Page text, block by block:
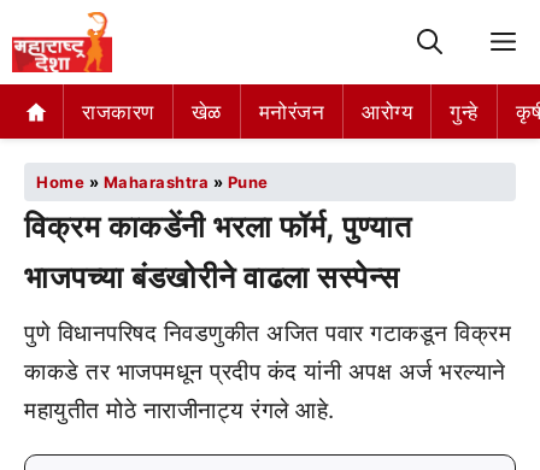
राजकारण खेळ मनोरंजन आरोग्य गुन्हे
Home » Maharashtra » Pune
विक्रम काकडेंनी भरला फॉर्म, पुण्यात
भाजपच्या बंडखोरीने वाढला सस्पेन्स
पुणे विधानपरिषद निवडणुकीत अजित पवार गटाकडून विक्रम
काकडे तर भाजपमधून प्रदीप कंद यांनी अपक्ष अर्ज भरल्याने
महायुतीत मोठे नाराजीनाट्य रंगले आहे.